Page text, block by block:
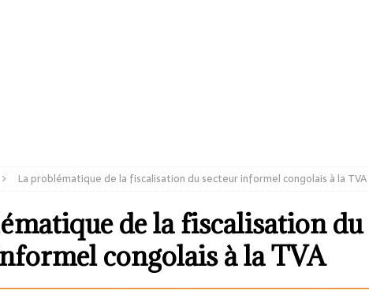
La problématique de la fiscalisation du secteur informel congolais à la TVA
de la fiscalisation du
congolais à la TVA